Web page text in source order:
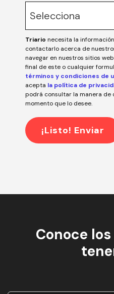
Triario necesita la
contactarlo acerca de
navegar en nuestros sitios
final de este o cualquier
términos y condiciones de
acepta la política de
podrá consultar la manera de
momento que lo desee.
Conoce